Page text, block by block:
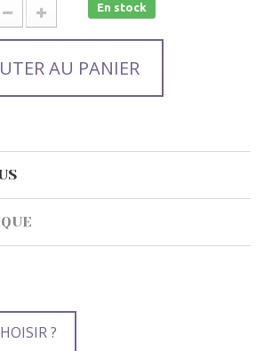
En stock
AU PANIER
?